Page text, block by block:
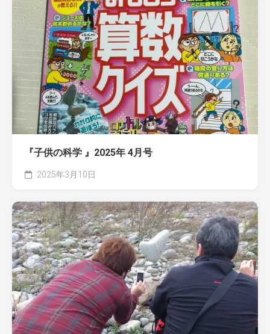
『子供の科学 』2025年 4月号
2025年3月10日